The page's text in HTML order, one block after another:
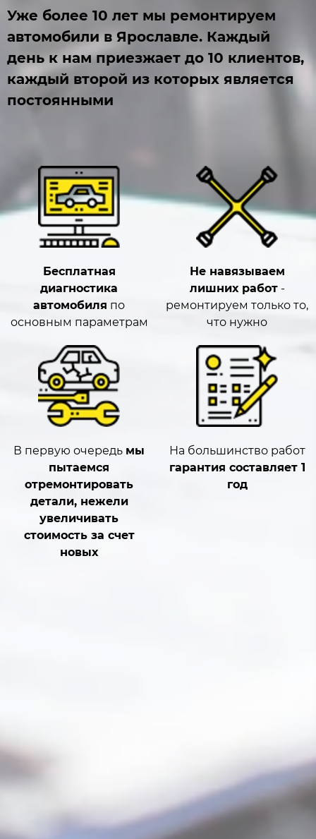
Уже более 10 лет мы ремонтируем
автомобили в Ярославле. Каждый
день к нам приезжает до 10 клиентов,
каждый второй из которых является
постоянными
Бесплатная
диагностика
автомобиля по
основным параметрам​
Не навязываем
лишних работ-
ремонтируем только то,
что нужно​
В первую очередь мы
пытаемся
отремонтировать
детали, нежели
увеличивать
стоимость за счет
новых​
На большинство работ
гарантия составляет 1
год